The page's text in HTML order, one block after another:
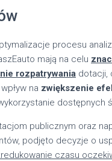
procesu
mają na celu
rozpatrywania dotacji,
na zwiększenie
dostępnych
publicznym oraz
podjęto decyzje o
czasu